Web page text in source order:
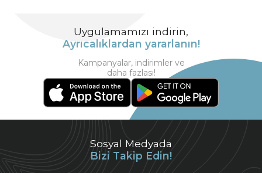
Sosyal Medyada
Bizi Takip Edin!
Uygulamamızı indirin,
Ayrıcalıklardan yararlanın!
Kampanyalar, indirimler ve
daha fazlası!